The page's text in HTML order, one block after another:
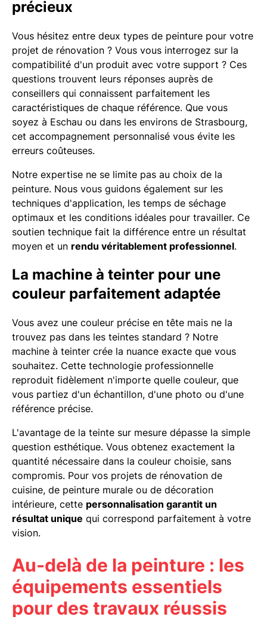
précieux
Vous hésitez entre deux types de peinture pour votre
projet de rénovation ? Vous vous interrogez sur la
compatibilité d'un produit avec votre support ? Ces
questions trouvent leurs réponses auprès de
conseillers qui connaissent parfaitement les
caractéristiques de chaque référence. Que vous
soyez à Eschau ou dans les environs de Strasbourg,
cet accompagnement personnalisé vous évite les
erreurs coûteuses.
Notre expertise ne se limite pas au choix de la
peinture. Nous vous guidons également sur les
techniques d'application, les temps de séchage
optimaux et les conditions idéales pour travailler. Ce
soutien technique fait la différence entre un résultat
moyen et un rendu véritablement professionnel.
La machine à teinter pour une
couleur parfaitement adaptée
Vous avez une couleur précise en tête mais ne la
trouvez pas dans les teintes standard ? Notre
machine à teinter crée la nuance exacte que vous
souhaitez. Cette technologie professionnelle
reproduit fidèlement n'importe quelle couleur, que
vous partiez d'un échantillon, d'une photo ou d'une
référence précise.
L'avantage de la teinte sur mesure dépasse la simple
question esthétique. Vous obtenez exactement la
quantité nécessaire dans la couleur choisie, sans
compromis. Pour vos projets de rénovation de
cuisine, de peinture murale ou de décoration
intérieure, cette personnalisation garantit un
résultat unique qui correspond parfaitement à votre
vision.
Au-delà de la peinture : les
équipements essentiels
pour des travaux réussis